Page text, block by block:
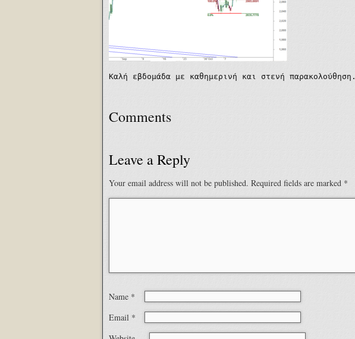
Καλή εβδομάδα με καθημερινή και στενή παρακολούθηση.
Comments
Leave a Reply
Your email address will not be published. Required fields are marked *
Name *
Email *